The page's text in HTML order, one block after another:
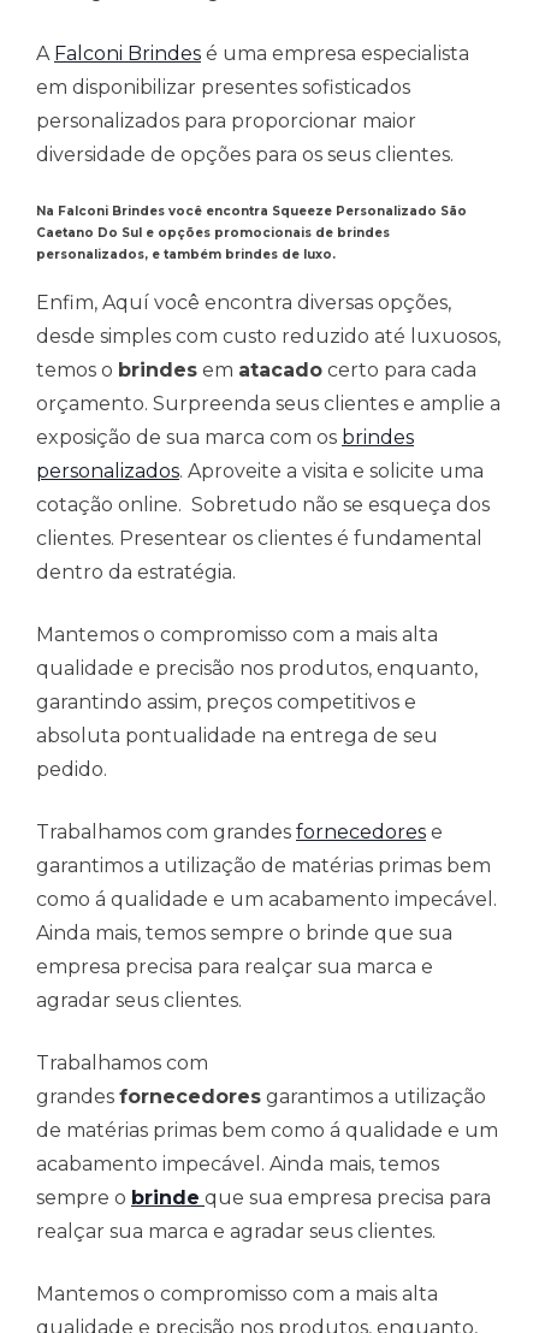
A Falconi Brindes é uma empresa especialista
em disponibilizar presentes sofisticados
personalizados para proporcionar maior
diversidade de opções para os seus clientes.
Na Falconi Brindes você encontra Squeeze Personalizado São
Caetano Do Sul e opções promocionais de brindes
personalizados, e também brindes de luxo.
Enfim, Aquí você encontra diversas opções,
desde simples com custo reduzido até luxuosos,
temos o brindes em atacado certo para cada
orçamento. Surpreenda seus clientes e amplie a
exposição de sua marca com os brindes
personalizados. Aproveite a visita e solicite uma
cotação online. Sobretudo não se esqueça dos
clientes. Presentear os clientes é fundamental
dentro da estratégia.
Mantemos o compromisso com a mais alta
qualidade e precisão nos produtos, enquanto,
garantindo assim, preços competitivos e
absoluta pontualidade na entrega de seu
pedido.
Trabalhamos com grandes fornecedores e
garantimos a utilização de matérias primas bem
como á qualidade e um acabamento impecável.
Ainda mais, temos sempre o brinde que sua
empresa precisa para realçar sua marca e
agradar seus clientes.
Trabalhamos com
grandes fornecedores garantimos a utilização
de matérias primas bem como á qualidade e um
acabamento impecável. Ainda mais, temos
sempre o brinde que sua empresa precisa para
realçar sua marca e agradar seus clientes.
Mantemos o compromisso com a mais alta
qualidade e precisão nos produtos, enquanto,